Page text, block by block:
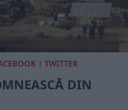
|TWITTER
DIN